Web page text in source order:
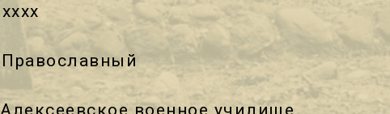
хххх
Православный
Алексеевское военное училище